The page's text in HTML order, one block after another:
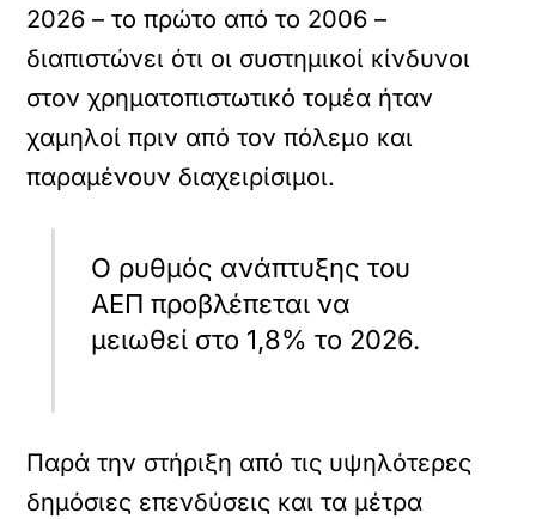
2026 – το πρώτο από το 2006 –
διαπιστώνει ότι οι συστημικοί κίνδυνοι
στον χρηματοπιστωτικό τομέα ήταν
χαμηλοί πριν από τον πόλεμο και
παραμένουν διαχειρίσιμοι.
Ο ρυθμός ανάπτυξης του
ΑΕΠ προβλέπεται να
μειωθεί στο 1,8% το 2026.
Παρά την στήριξη από τις υψηλότερες
δημόσιες επενδύσεις και τα μέτρα